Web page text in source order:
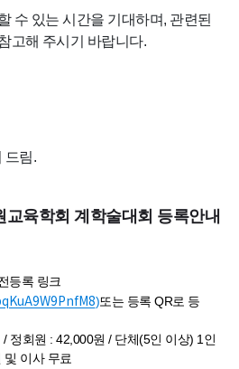
수 있는 시간을 기대하며, 관련된
고해 주시기 바랍니다.
드림.
육학회 계학술대회 등록안내
등록 링크
)또는 등록 QR로 등
정회원 : 42,000원 / 단체(5인 이상) 1인
및 이사 무료